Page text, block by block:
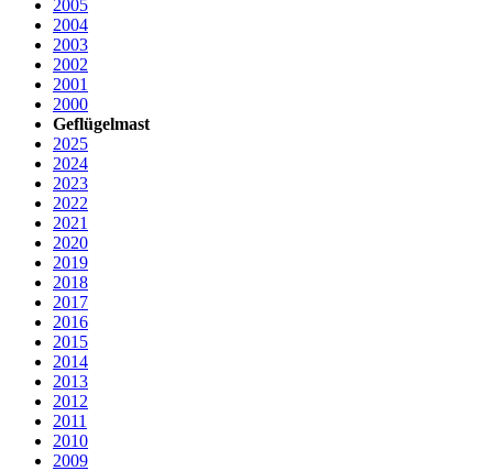
2005
2004
2003
2002
2001
2000
Geflügelmast
2025
2024
2023
2022
2021
2020
2019
2018
2017
2016
2015
2014
2013
2012
2011
2010
2009